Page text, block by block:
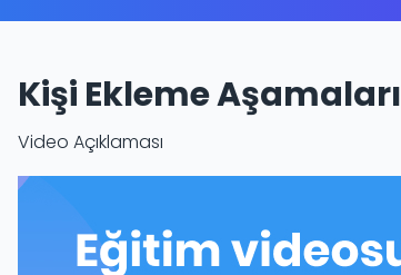
Kişi Ekleme Aşamaları
Video Açıklaması